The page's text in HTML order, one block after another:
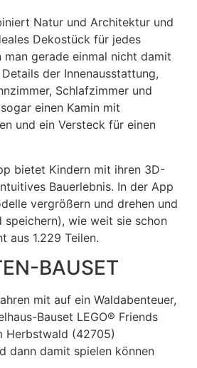
Natur und Architektur und
Dekostück für jedes
man gerade einmal nicht damit
der Innenausstattung,
Schlafzimmer und
einen Kamin mit
und ein Versteck für einen
bietet Kindern mit ihren 3D-
Bauerlebnis. In der App
vergrößern und drehen und
speichern), wie weit sie schon
aus 1.229 Teilen.
BAUSET
mit auf ein Waldabenteuer,
Bauset LEGO® Friends
Herbstwald (42705)
dann damit spielen können